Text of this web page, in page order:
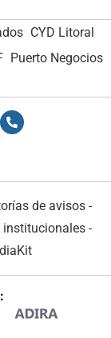
CYD Litoral
Puerto Negocios
de avisos -
institucionales-